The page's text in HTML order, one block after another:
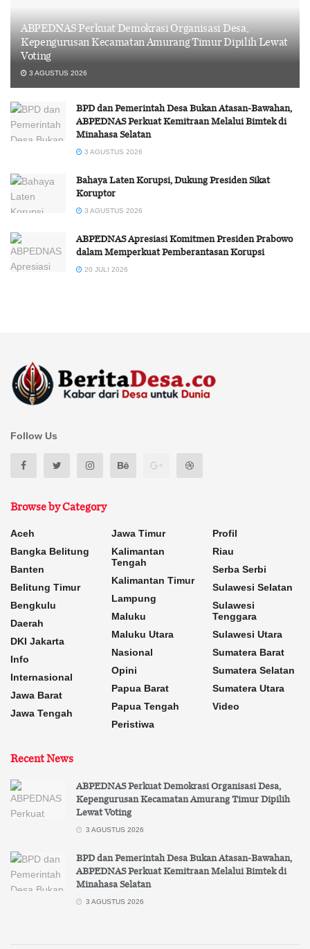
ABPEDNAS Perkuat Demokrasi Organisasi Desa,
Kepengurusan Kecamatan Amurang Timur Dipilih Lewat
Voting
3 AGUSTUS 2026
BPD dan Pemerintah Desa Bukan Atasan-Bawahan,
ABPEDNAS Perkuat Kemitraan Melalui Bimtek di
Minahasa Selatan
3 AGUSTUS 2026
Bahaya Laten Korupsi, Dukung Presiden Sikat
Koruptor
3 AGUSTUS 2026
ABPEDNAS Apresiasi Komitmen Presiden Prabowo
dalam Memperkuat Pemberantasan Korupsi
20 JULI 2026
Follow Us
Browse by Category
Aceh
Bangka Belitung
Banten
Belitung Timur
Bengkulu
Daerah
DKI Jakarta
Info
Internasional
Jawa Barat
Jawa Tengah
Jawa Timur
Kalimantan
Tengah
Kalimantan Timur
Lampung
Maluku
Maluku Utara
Nasional
Opini
Papua Barat
Papua Tengah
Peristiwa
Profil
Riau
Serba Serbi
Sulawesi Selatan
Sulawesi
Tenggara
Sulawesi Utara
Sumatera Barat
Sumatera Selatan
Sumatera Utara
Video
Recent News
ABPEDNAS Perkuat Demokrasi Organisasi Desa,
Kepengurusan Kecamatan Amurang Timur Dipilih
Lewat Voting
3 AGUSTUS 2026
BPD dan Pemerintah Desa Bukan Atasan-Bawahan,
ABPEDNAS Perkuat Kemitraan Melalui Bimtek di
Minahasa Selatan
3 AGUSTUS 2026